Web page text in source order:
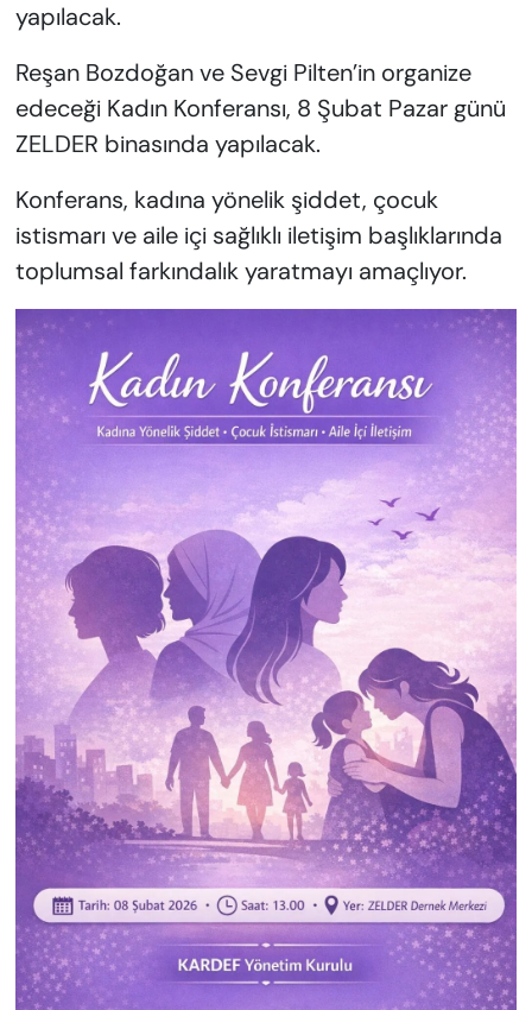
yapılacak.
Reşan Bozdoğan ve Sevgi Pilten’in organize
edeceği Kadın Konferansı, 8 Şubat Pazar günü
ZELDER binasında yapılacak.
Konferans, kadına yönelik şiddet, çocuk
istismarı ve aile içi sağlıklı iletişim başlıklarında
toplumsal farkındalık yaratmayı amaçlıyor.
VAN VE DİYARBAKIR HABERLERİ